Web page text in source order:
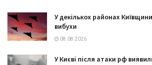
У декількох районах
вибухи
08.08.2026
У Києві після атаки рф